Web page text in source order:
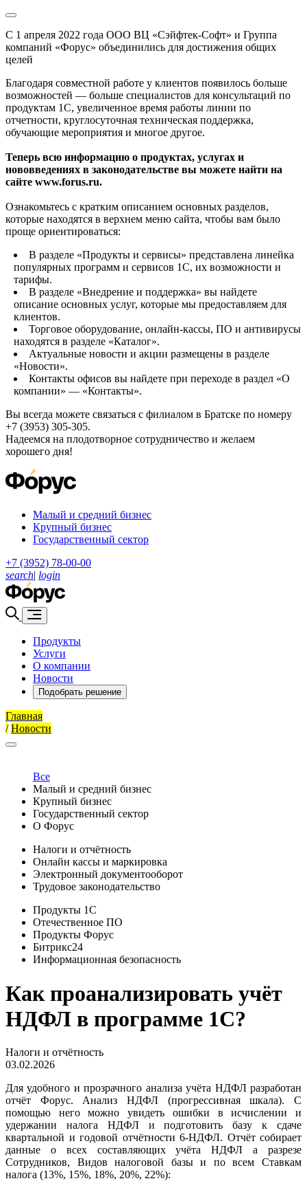
С 1 апреля 2022 года ООО ВЦ «Сэйфтек-Софт» и Группа
компаний «Форус» объединились для достижения общих
целей
Благодаря совместной работе у клиентов появилось больше
возможностей — больше специалистов для консультаций по
продуктам 1С, увеличенное время работы линии по
отчетности, круглосуточная техническая поддержка,
обучающие мероприятия и многое другое.
Теперь всю информацию о продуктах, услугах и
нововведениях в законодательстве вы можете найти на
сайте www.forus.ru.
Ознакомьтесь с кратким описанием основных разделов,
которые находятся в верхнем меню сайта, чтобы вам было
проще ориентироваться:
В разделе «Продукты и сервисы» представлена линейка
популярных программ и сервисов 1С, их возможности и
тарифы.
В разделе «Внедрение и поддержка» вы найдете
описание основных услуг, которые мы предоставляем для
клиентов.
Торговое оборудование, онлайн-кассы, ПО и антивирусы
находятся в разделе «Каталог».
Актуальные новости и акции размещены в разделе
«Новости».
Контакты офисов вы найдете при переходе в раздел «О
компании» — «Контакты».
Вы всегда можете связаться с филиалом в Братске по номеру
+7 (3953) 305-305.
Надеемся на плодотворное сотрудничество и желаем
хорошего дня!
Малый и средний бизнес
Крупный бизнес
Государственный сектор
+7 (3952) 78-00-00
search| login
Продукты
Услуги
О компании
Новости
Подобрать решение
Главная
/ Новости
Все
Малый и средний бизнес
Крупный бизнес
Государственный сектор
О Форус
Налоги и отчётность
Онлайн кассы и маркировка
Электронный документооборот
Трудовое законодательство
Продукты 1С
Отечественное ПО
Продукты Форус
Битрикс24
Информационная безопасность
Как проанализировать учёт
НДФЛ в программе 1С?
Налоги и отчётность
03.02.2026
Для удобного и прозрачного анализа учёта НДФЛ разработан
отчёт Форус. Анализ НДФЛ (прогрессивная шкала). С
помощью него можно увидеть ошибки в исчислении и
удержании налога НДФЛ и подготовить базу к сдаче
квартальной и годовой отчётности 6-НДФЛ. Отчёт собирает
данные о всех составляющих учёта НДФЛ а разрезе
Сотрудников, Видов налоговой базы и по всем Ставкам
налога (13%, 15%, 18%, 20%, 22%):